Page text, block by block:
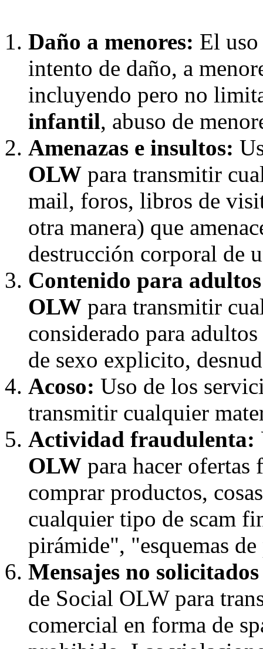
Daño a menores: El
intento de daño, a
incluyendo pero no
infantil, abuso de
Amenazas e insultos:
OLW para transmitir
mail, foros, libros de
otra manera) que
destrucción corporal de
Contenido para
OLW para transmitir
considerado para
de sexo explicito,
Acoso: Uso de los
transmitir cualquier
Actividad fraudulenta:
OLW para hacer ofertas
comprar productos,
cualquier tipo de scam
pirámide", "esquemas
Mensajes no
de Social OLW para
comercial en forma de